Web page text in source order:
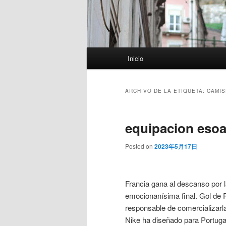
Inicio
ARCHIVO DE LA ETIQUETA:
equipacion
Posted on 2023年5月17日
Francia gana al descanso
emocionanísima final. Gol de
responsable de
Nike ha diseñado para